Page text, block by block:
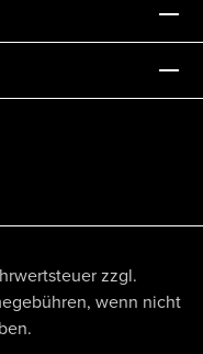
zzgl.
wenn nicht